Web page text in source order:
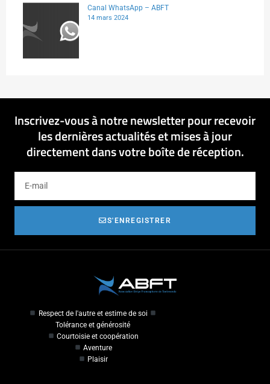
Canal WhatsApp – ABFT
14 mars 2024
Inscrivez-vous à notre newsletter pour recevoir
les dernières actualités et mises à jour
directement dans votre boîte de réception.
S'ENREGISTRER
Respect de l'autre et estime de soi
Tolérance et générosité
Courtoisie et coopération
Aventure
Plaisir